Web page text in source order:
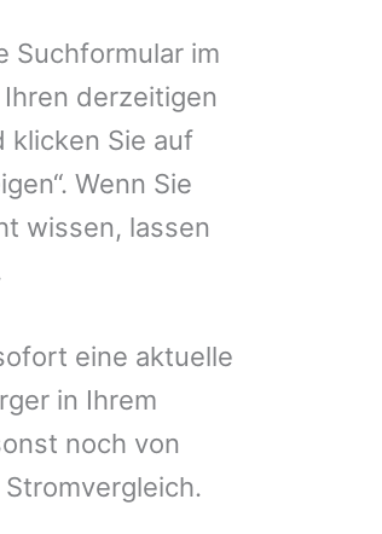
Suchformular im
derzeitigen
klicken Sie auf
Wenn Sie
wissen, lassen
eine aktuelle
in Ihrem
noch von